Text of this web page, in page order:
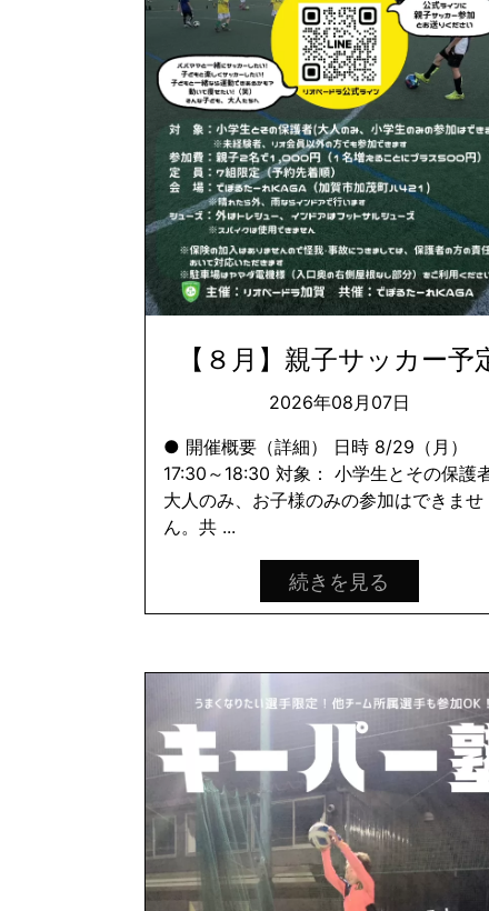
【８月】親子サッカー予
2026年08月07日
● 開催概要（詳細） 日時 8/29（月）
17:30～18:30 対象： 小学生とその保護
大人のみ、お子様のみの参加はできませ
ん。共 ...
続きを見る